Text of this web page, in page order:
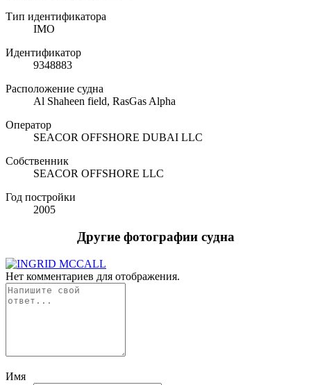
Тип идентификатора
IMO
Идентификатор
9348883
Расположение судна
Al Shaheen field, RasGas Alpha
Оператор
SEACOR OFFSHORE DUBAI LLC
Собственник
SEACOR OFFSHORE LLC
Год постройки
2005
Другие фотографии судна
Нет комментариев для отображения.
Имя